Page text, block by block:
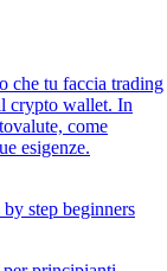
che tu faccia trading
crypto wallet. In
come
esigenze.